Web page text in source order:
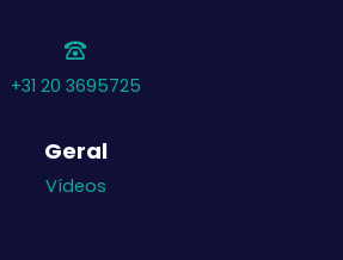
+31 20 3695725
Geral
Vídeos